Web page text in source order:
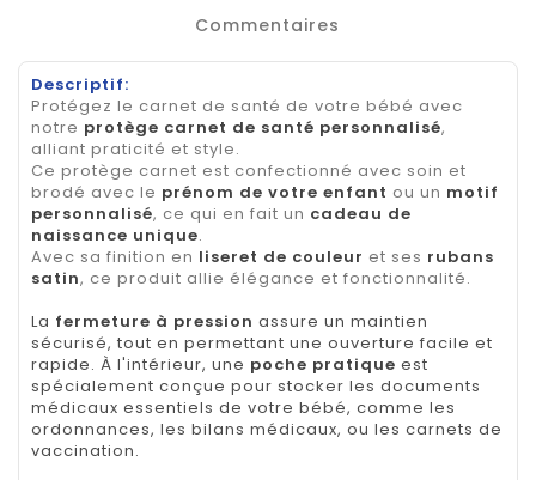
Commentaires
Descriptif:
Protégez le carnet de santé de votre bébé avec
notre protège carnet de santé personnalisé,
alliant praticité et style.
Ce protège carnet est confectionné avec soin et
brodé avec le prénom de votre enfant ou un motif
personnalisé, ce qui en fait un cadeau de
naissance unique.
Avec sa finition en liseret de couleur et ses rubans
satin, ce produit allie élégance et fonctionnalité.
La fermeture à pression assure un maintien
sécurisé, tout en permettant une ouverture facile et
rapide. À l'intérieur, une poche pratique est
spécialement conçue pour stocker les documents
médicaux essentiels de votre bébé, comme les
ordonnances, les bilans médicaux, ou les carnets de
vaccination.